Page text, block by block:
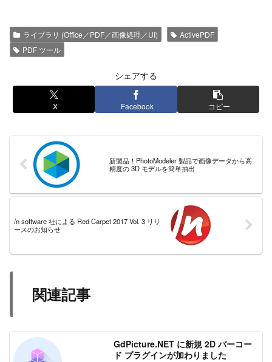
ライブラリ (Office／PDF／画像処理／UI)
ActivePDF
PDF ツール
シェアする
X Facebook コピー
新製品！PhotoModeler 製品で画像データから高
精度の 3D モデルを簡単抽出
/n software 社による Red Carpet 2017 Vol. 3 リリ
ースのお知らせ
関連記事
GdPicture.NET に新規 2D バーコー
ド プラグインが加わりました